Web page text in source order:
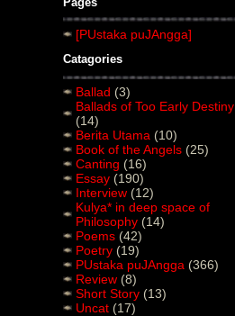
[PUstaka puJAngga]
Catagories
Ballad (3)
Ballads of Too Early Destiny
(14)
Berita Utama (10)
Book of the Angels (25)
Canting (16)
Essay (190)
Interview (12)
Kulya* in deep space of
Philosophy (14)
Poems (42)
Poetry (19)
PUstaka puJAngga (366)
Review (8)
Short Story (13)
Uncat (17)